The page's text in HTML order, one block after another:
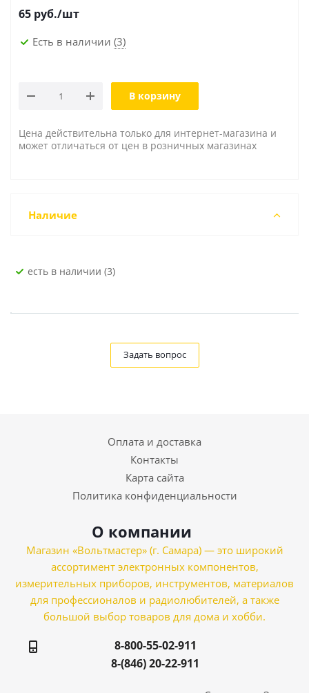
65 руб./шт
Есть в наличии (3)
В корзину
Цена действительна только для интернет-магазина и
может отличаться от цен в розничных магазинах
Наличие
Есть в наличии (3)
Задать вопрос
Оплата и доставка
Контакты
Карта сайта
Политика конфиденциальности
О компании
Магазин «Вольтмастер» (г. Самара) — это широкий
ассортимент электронных компонентов,
измерительных приборов, инструментов, материалов
для профессионалов и радиолюбителей, а также
большой выбор товаров для дома и хобби.
8-800-55-02-911
8-(846) 20-22-911